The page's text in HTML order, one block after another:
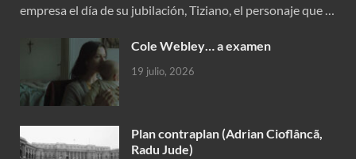
empresa el día de su jubilación, Tiziano, el personaje que …
Cole Webley… a examen
19 julio, 2026
Plan contraplan (Adrian Cioflâncã,
Radu Jude)